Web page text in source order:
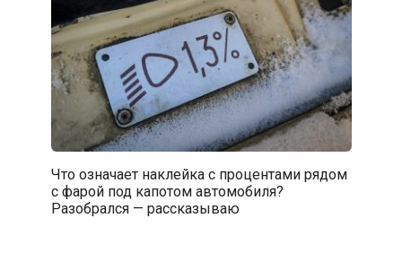
Что означает наклейка с процентами рядом
с фарой под капотом автомобиля?
Разобрался — рассказываю